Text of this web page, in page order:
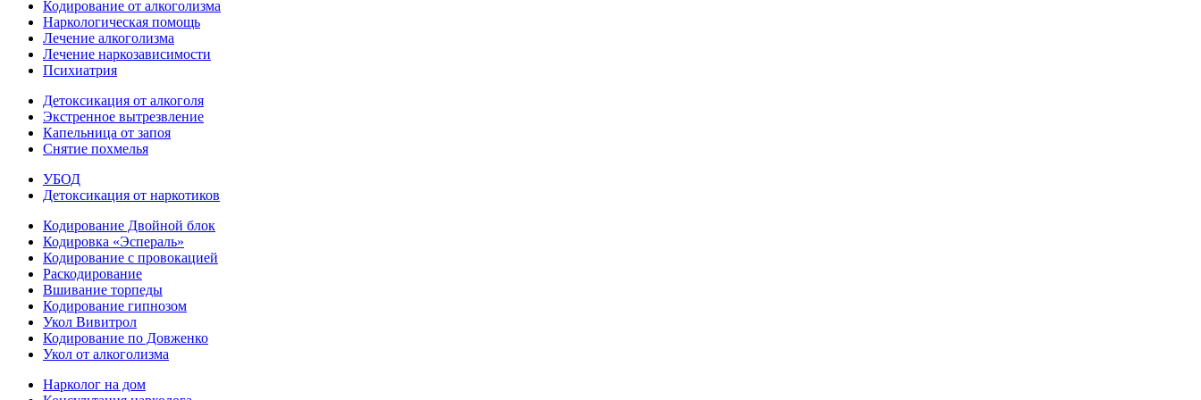
Кодирование от алкоголизма
Наркологическая помощь
Лечение алкоголизма
Лечение наркозависимости
Психиатрия
Детоксикация от алкоголя
Экстренное вытрезвление
Капельница от запоя
Снятие похмелья
УБОД
Детоксикация от наркотиков
Кодирование Двойной блок
Кодировка «Эспераль»
Кодирование с провокацией
Раскодирование
Вшивание торпеды
Кодирование гипнозом
Укол Вивитрол
Кодирование по Довженко
Укол от алкоголизма
Нарколог на дом